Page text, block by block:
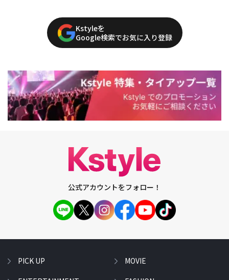
Kstyleを
Google検索でお気に入り登録
公式アカウントをフォロー！
PICK UP
MOVIE